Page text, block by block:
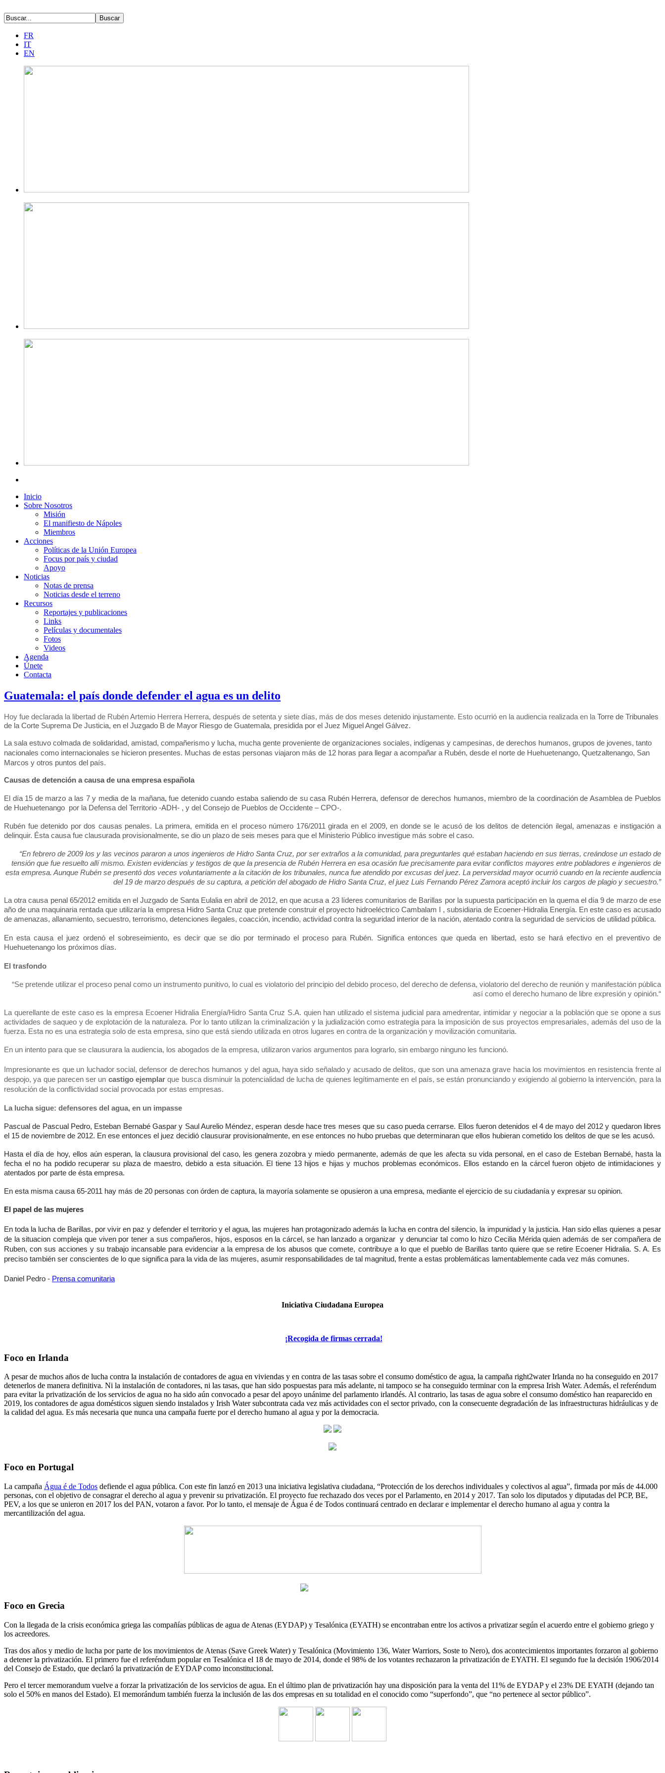
FR
IT
EN
Inicio
Sobre Nosotros
Misión
El manifiesto de Nápoles
Miembros
Acciones
Políticas de la Unión Europea
Focus por país y ciudad
Apoyo
Noticias
Notas de prensa
Noticias desde el terreno
Recursos
Reportajes y publicaciones
Links
Películas y documentales
Fotos
Videos
Agenda
Únete
Contacta
Guatemala: el país donde defender el agua es un delito
Hoy fue declarada la libertad de Rubén Artemio Herrera Herrera, después de setenta y siete días, más de dos meses detenido injustamente. Esto ocurrió en la audiencia realizada en la Torre de Tribunales
de la Corte Suprema De Justicia, en el Juzgado B de Mayor Riesgo de Guatemala, presidida por el Juez Miguel Angel Gálvez.
La sala estuvo colmada de solidaridad, amistad, compañerismo y lucha, mucha gente proveniente de organizaciones sociales, indígenas y campesinas, de derechos humanos, grupos de jovenes, tanto
nacionales como internacionales se hicieron presentes. Muchas de estas personas viajaron más de 12 horas para llegar a acompañar a Rubén, desde el norte de Huehuetenango, Quetzaltenango, San
Marcos y otros puntos del país.
Causas de detención a causa de una empresa española
El día 15 de marzo a las 7 y media de la mañana, fue detenido cuando estaba saliendo de su casa Rubén Herrera, defensor de derechos humanos, miembro de la coordinación de Asamblea de Pueblos
de Huehuetenango por la Defensa del Territorio -ADH- , y del Consejo de Pueblos de Occidente – CPO-.
Rubén fue detenido por dos causas penales. La primera, emitida en el proceso número 176/2011 girada en el 2009, en donde se le acusó de los delitos de detención ilegal, amenazas e instigación a
delinquir. Ésta causa fue clausurada provisionalmente, se dio un plazo de seis meses para que el Ministerio Público investigue más sobre el caso.
“En febrero de 2009 los y las vecinos pararon a unos ingenieros de Hidro Santa Cruz, por ser extraños a la comunidad, para preguntarles qué estaban haciendo en sus tierras, creándose un estado de
tensión que fue resuelto allí mismo. Existen evidencias y testigos de que la presencia de Rubén Herrera en esa ocasión fue precisamente para evitar conflictos mayores entre pobladores e ingenieros de
esta empresa. Aunque Rubén se presentó dos veces voluntariamente a la citación de los tribunales, nunca fue atendido por excusas del juez. La perversidad mayor ocurrió cuando en la reciente audiencia
del 19 de marzo después de su captura, a petición del abogado de Hidro Santa Cruz, el juez Luis Fernando Pérez Zamora aceptó incluir los cargos de plagio y secuestro.”
La otra causa penal 65/2012 emitida en el Juzgado de Santa Eulalia en abril de 2012, en que acusa a 23 líderes comunitarios de Barillas por la supuesta participación en la quema el día 9 de marzo de ese
año de una maquinaria rentada que utilizaría la empresa Hidro Santa Cruz que pretende construir el proyecto hidroeléctrico Cambalam I , subsidiaria de Ecoener-Hidralia Energía. En este caso es acusado
de amenazas, allanamiento, secuestro, terrorismo, detenciones ilegales, coacción, incendio, actividad contra la seguridad interior de la nación, atentado contra la seguridad de servicios de utilidad pública.
En esta causa el juez ordenó el sobreseimiento, es decir que se dio por terminado el proceso para Rubén. Significa entonces que queda en libertad, esto se hará efectivo en el preventivo de
Huehuetenango los próximos días.
El trasfondo
“Se pretende utilizar el proceso penal como un instrumento punitivo, lo cual es violatorio del principio del debido proceso, del derecho de defensa, violatorio del derecho de reunión y manifestación pública
así como el derecho humano de libre expresión y opinión.“
La querellante de este caso es la empresa Ecoener Hidralia Energía/Hidro Santa Cruz S.A. quien han utilizado el sistema judicial para amedrentar, intimidar y negociar a la población que se opone a sus
actividades de saqueo y de explotación de la naturaleza. Por lo tanto utilizan la criminalización y la judialización como estrategia para la imposición de sus proyectos empresariales, además del uso de la
fuerza. Esta no es una estrategia solo de esta empresa, sino que está siendo utilizada en otros lugares en contra de la organización y movilización comunitaria.
En un intento para que se clausurara la audiencia, los abogados de la empresa, utilizaron varios argumentos para lograrlo, sin embargo ninguno les funcionó.
Impresionante es que un luchador social, defensor de derechos humanos y del agua, haya sido señalado y acusado de delitos, que son una amenaza grave hacia los movimientos en resistencia frente al
despojo, ya que parecen ser un castigo ejemplar que busca disminuir la potencialidad de lucha de quienes legítimamente en el país, se están pronunciando y exigiendo al gobierno la intervención, para la
resolución de la conflictividad social provocada por estas empresas.
La lucha sigue: defensores del agua, en un impasse
Pascual de Pascual Pedro, Esteban Bernabé Gaspar y Saul Aurelio Méndez, esperan desde hace tres meses que su caso pueda cerrarse. Ellos fueron detenidos el 4 de mayo del 2012 y quedaron libres
el 15 de noviembre de 2012. En ese entonces el juez decidió clausurar provisionalmente, en ese entonces no hubo pruebas que determinaran que ellos hubieran cometido los delitos de que se les acusó.
Hasta el día de hoy, ellos aún esperan, la clausura provisional del caso, les genera zozobra y miedo permanente, además de que les afecta su vida personal, en el caso de Esteban Bernabé, hasta la
fecha el no ha podido recuperar su plaza de maestro, debido a esta situación. El tiene 13 hijos e hijas y muchos problemas económicos. Ellos estando en la cárcel fueron objeto de intimidaciones y
atentados por parte de ésta empresa.
En esta misma causa 65-2011 hay más de 20 personas con órden de captura, la mayoría solamente se opusieron a una empresa, mediante el ejercicio de su ciudadanía y expresar su opinion.
El papel de las mujeres
En toda la lucha de Barillas, por vivir en paz y defender el territorio y el agua, las mujeres han protagonizado además la lucha en contra del silencio, la impunidad y la justicia. Han sido ellas quienes a pesar
de la situacion compleja que viven por tener a sus compañeros, hijos, esposos en la cárcel, se han lanzado a organizar y denunciar tal como lo hizo Cecilia Mérida quien además de ser compañera de
Ruben, con sus acciones y su trabajo incansable para evidenciar a la empresa de los abusos que comete, contribuye a lo que el pueblo de Barillas tanto quiere que se retire Ecoener Hidralia. S. A. Es
preciso también ser conscientes de lo que significa para la vida de las mujeres, asumir responsabilidades de tal magnitud, frente a estas problemáticas lamentablemente cada vez más comunes.
Daniel Pedro - Prensa comunitaria
Iniciativa Ciudadana Europea
¡Recogida de firmas cerrada!
Foco en Irlanda
A pesar de muchos años de lucha contra la instalación de contadores de agua en viviendas y en contra de las tasas sobre el consumo doméstico de agua, la campaña right2water Irlanda no ha conseguido en 2017
detenerlos de manera definitiva. Ni la instalación de contadores, ni las tasas, que han sido pospuestas para más adelante, ni tampoco se ha conseguido terminar con la empresa Irish Water. Además, el referéndum
para evitar la privatización de los servicios de agua no ha sido aún convocado a pesar del apoyo unánime del parlamento irlandés. Al contrario, las tasas de agua sobre el consumo doméstico han reaparecido en
2019, los contadores de agua domésticos siguen siendo instalados y Irish Water subcontrata cada vez más actividades con el sector privado, con la consecuente degradación de las infraestructuras hidráulicas y de
la calidad del agua. Es más necesaria que nunca una campaña fuerte por el derecho humano al agua y por la democracia.
Foco en Portugal
La campaña Água é de Todos defiende el agua pública. Con este fin lanzó en 2013 una iniciativa legislativa ciudadana, “Protección de los derechos individuales y colectivos al agua”, firmada por más de 44.000
personas, con el objetivo de consagrar el derecho al agua y prevenir su privatización. El proyecto fue rechazado dos veces por el Parlamento, en 2014 y 2017. Tan solo los diputados y diputadas del PCP, BE,
PEV, a los que se unieron en 2017 los del PAN, votaron a favor. Por lo tanto, el mensaje de Água é de Todos continuará centrado en declarar e implementar el derecho humano al agua y contra la
mercantilización del agua.
Foco en Grecia
Con la llegada de la crisis económica griega las compañías públicas de agua de Atenas (EYDAP) y Tesalónica (EYATH) se encontraban entre los activos a privatizar según el acuerdo entre el gobierno griego y
los acreedores.
Tras dos años y medio de lucha por parte de los movimientos de Atenas (Save Greek Water) y Tesalónica (Movimiento 136, Water Warriors, Soste to Nero), dos acontecimientos importantes forzaron al gobierno
a detener la privatización. El primero fue el referéndum popular en Tesalónica el 18 de mayo de 2014, donde el 98% de los votantes rechazaron la privatización de EYATH. El segundo fue la decisión 1906/2014
del Consejo de Estado, que declaró la privatización de EYDAP como inconstitucional.
Pero el tercer memorandum vuelve a forzar la privatización de los servicios de agua. En el último plan de privatización hay una disposición para la venta del 11% de EYDAP y el 23% DE EYATH (dejando tan
solo el 50% en manos del Estado). El memorándum también fuerza la inclusión de las dos empresas en su totalidad en el conocido como “superfondo”, que “no pertenece al sector público”.